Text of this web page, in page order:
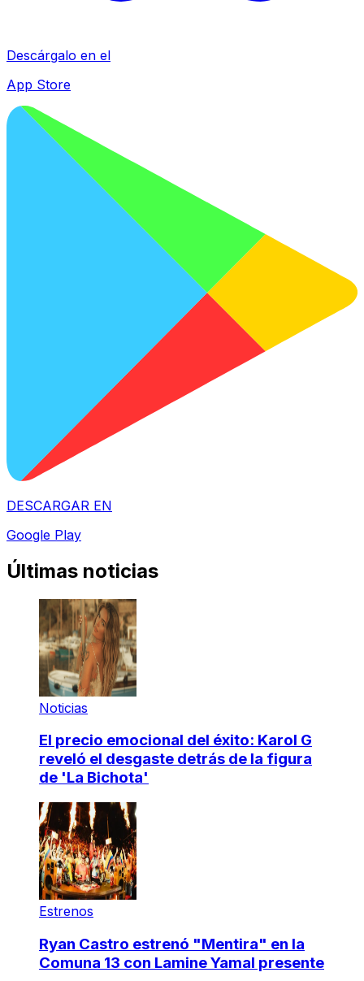
Descárgalo en el
App Store
DESCARGAR EN
Google Play
Últimas noticias
Noticias
El precio emocional del éxito: Karol G
reveló el desgaste detrás de la figura
de 'La Bichota'
Estrenos
Ryan Castro estrenó "Mentira" en la
Comuna 13 con Lamine Yamal presente